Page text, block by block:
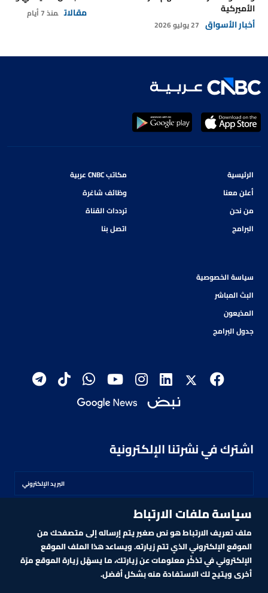
الأميركية
أخبار الأسواق 27 يوليو 2026
مقالات منذ 7 أيام
الرئيسية
أعلن معنا
من نحن
البرامج
مكاتب CNBC عربية
وظائف شاغرة
ترددات القناة
اتصل بنا
سياسة الخصوصية
البث المباشر
المذيعون
جدول البرامج
اشترك في نشرتنا الإلكترونية
اشترك
سياسة ملفات الارتباط
ملف تعريف الارتباط هو نص صغير يتم إرساله إلى متصفحك من
الموقع الإلكتروني الذي تتم زيارته. ويساعد هذا الملف الموقع
الإلكتروني في تذكّر معلومات عن زيارتك، ما يسهّل زيارة الموقع مرّة
أخرى ويتيح لك الاستفادة منه بشكل أفضل.